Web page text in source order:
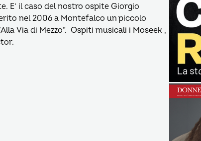
E’ il caso del nostro ospite Giorgio
nel 2006 a Montefalco un piccolo
Via di Mezzo”. Ospiti musicali i Moseek ,